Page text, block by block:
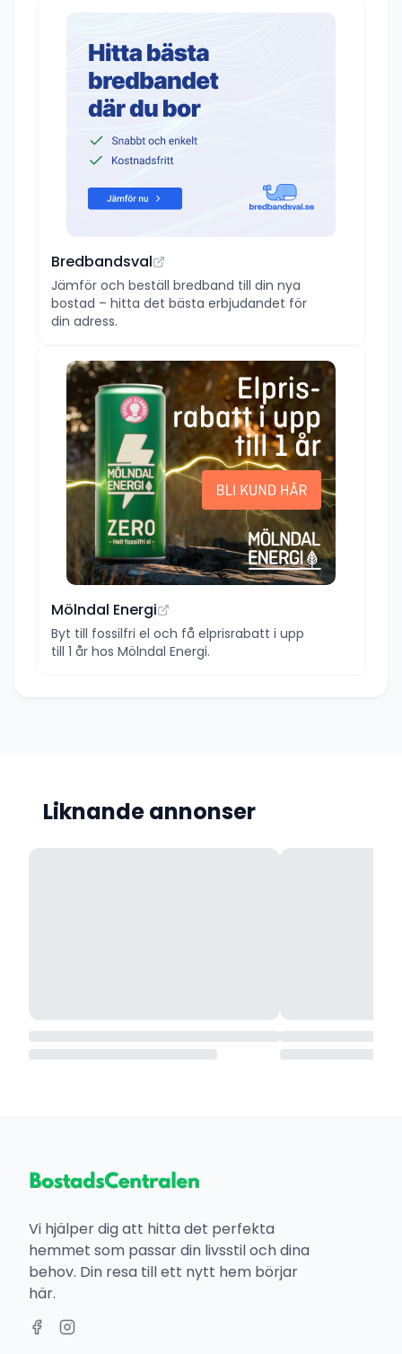
Bredbandsval
Jämför och beställ bredband till din nya
bostad – hitta det bästa erbjudandet för
din adress.
Mölndal Energi
Byt till fossilfri el och få elprisrabatt i upp
till 1 år hos Mölndal Energi.
Liknande annonser
Vi hjälper dig att hitta det perfekta
hemmet som passar din livsstil och dina
behov. Din resa till ett nytt hem börjar
här.